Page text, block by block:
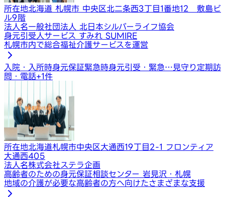
所在地北海道 札幌市 中央区北二条西3丁目1番地12 敷島ビ
ル9階
法人名一般社団法人 北日本シルバーライフ協会
身元引受人サービス すみれ SUMIRE
札幌市内で総合福祉介護サービスを運営
入院・入所時身元保証緊急時身元引受・緊急…見守り定期訪
問・電話+1件
所在地北海道札幌市中央区大通西19丁目2-1 フロンティア
大通西405
法人名株式会社ステラ企画
高齢者のための身元保証相談センター 岩見沢・札幌
地域の介護が必要な高齢者の方へ向けたさまざまな支援